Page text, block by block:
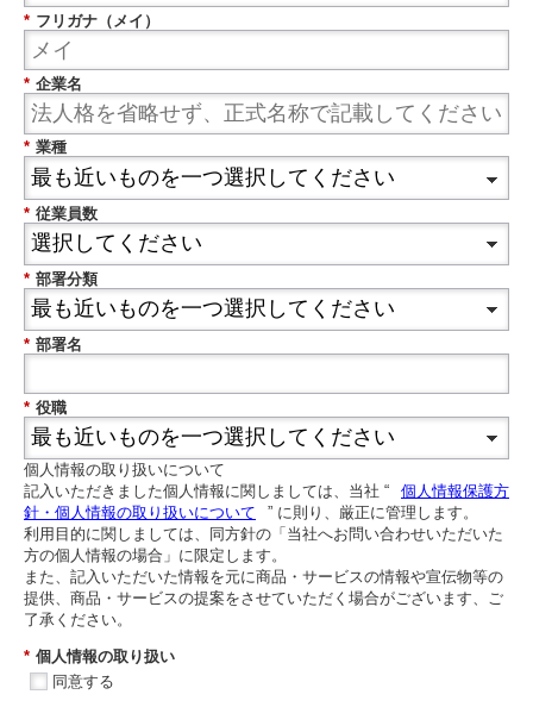
* フリガナ（メイ）
* 企業名
* 業種
* 従業員数
* 部署分類
* 部署名
* 役職
個人情報の取り扱いについて
記入いただきました個人情報に関しましては、当社 “
個人情報保護方
針・個人情報の取り扱いについて
” に則り、厳正に管理します。
利用目的に関しましては、同方針の「当社へお問い合わせいただいた
方の個人情報の場合」に限定します。
また、記入いただいた情報を元に商品・サービスの情報や宣伝物等の
提供、商品・サービスの提案をさせていただく場合がございます、ご
了承ください。
* 個人情報の取り扱い
同意する